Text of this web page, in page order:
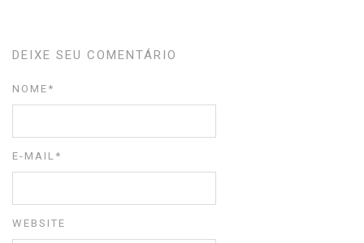
DEIXE SEU COMENTÁRIO
NOME *
E-MAIL *
WEBSITE